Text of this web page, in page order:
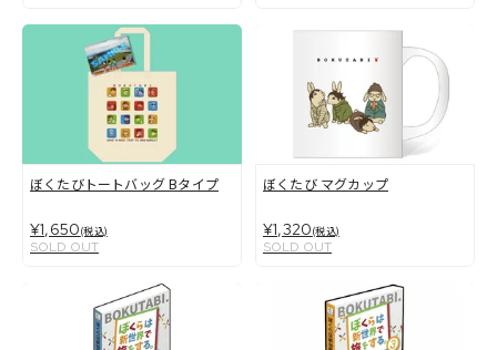
ぼくたびトートバッグ Bタイプ
¥1,650(税込)
SOLD OUT
ぼくたび マグカップ
¥1,320(税込)
SOLD OUT